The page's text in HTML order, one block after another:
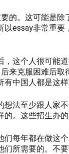
。这可能是
essay非常重
这个人很可能
来克服困难后
中国人都是这样
法至少跟人家
。这些招生办
每年都在做这
所需要的。不